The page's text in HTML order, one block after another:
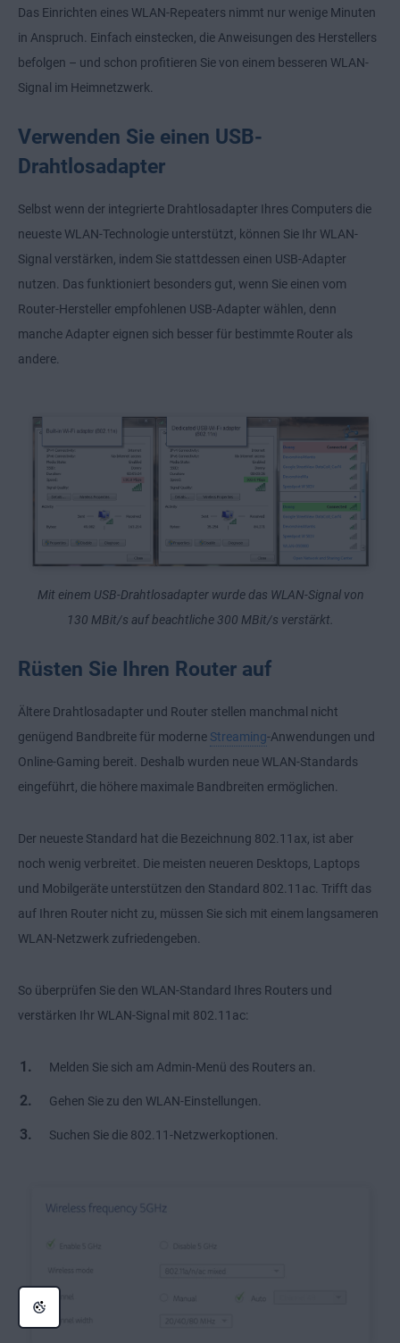
Das Einrichten eines WLAN-Repeaters nimmt nur wenige Minuten
in Anspruch. Einfach einstecken, die Anweisungen des Herstellers
befolgen – und schon profitieren Sie von einem besseren WLAN-
Signal im Heimnetzwerk.
Verwenden Sie einen USB-
Drahtlosadapter
Selbst wenn der integrierte Drahtlosadapter Ihres Computers die
neueste WLAN-Technologie unterstützt, können Sie Ihr WLAN-
Signal verstärken, indem Sie stattdessen einen USB-Adapter
nutzen. Das funktioniert besonders gut, wenn Sie einen vom
Router-Hersteller empfohlenen USB-Adapter wählen, denn
manche Adapter eignen sich besser für bestimmte Router als
andere.
Mit einem USB-Drahtlosadapter wurde das WLAN-Signal von
130 MBit/s auf beachtliche 300 MBit/s verstärkt.
Rüsten Sie Ihren Router auf
Ältere Drahtlosadapter und Router stellen manchmal nicht
genügend Bandbreite für moderne Streaming-Anwendungen und
Online-Gaming bereit. Deshalb wurden neue WLAN-Standards
eingeführt, die höhere maximale Bandbreiten ermöglichen.
Der neueste Standard hat die Bezeichnung 802.11ax, ist aber
noch wenig verbreitet. Die meisten neueren Desktops, Laptops
und Mobilgeräte unterstützen den Standard 802.11ac. Trifft das
auf Ihren Router nicht zu, müssen Sie sich mit einem langsameren
WLAN-Netzwerk zufriedengeben.
So überprüfen Sie den WLAN-Standard Ihres Routers und
verstärken Ihr WLAN-Signal mit 802.11ac:
Melden Sie sich am Admin-Menü des Routers an.
Gehen Sie zu den WLAN-Einstellungen.
Suchen Sie die 802.11-Netzwerkoptionen.